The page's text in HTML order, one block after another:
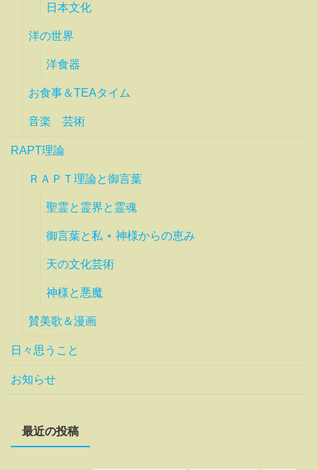
日本文化
洋の世界
洋食器
お食事＆TEAタイム
音楽 芸術
RAPT理論
ＲＡＰＴ理論と御言葉
聖霊と霊界と霊魂
御言葉と私 ⋆ 神様からの恵み
天の文化芸術
神様と悪魔
賛美歌＆漫画
日々思うこと
お知らせ
最近の投稿